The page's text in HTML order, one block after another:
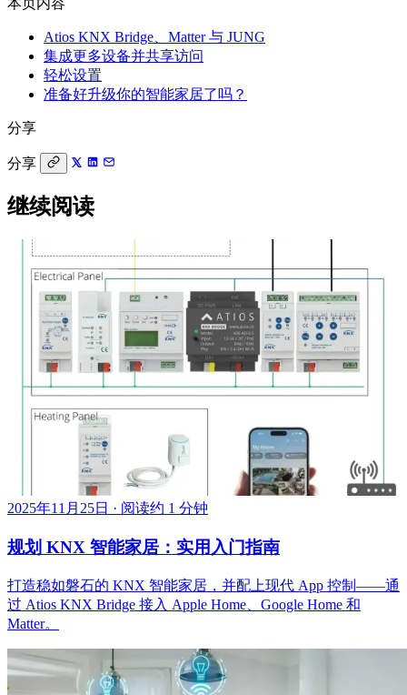
本页内容
Atios KNX Bridge、Matter 与 JUNG
集成更多设备并共享访问
轻松设置
准备好升级你的智能家居了吗？
分享
分享
继续阅读
2025年11月25日 · 阅读约 1 分钟
规划 KNX 智能家居：实用入门指南
打造稳如磐石的 KNX 智能家居，并配上现代 App 控制——通
过 Atios KNX Bridge 接入 Apple Home、Google Home 和
Matter。